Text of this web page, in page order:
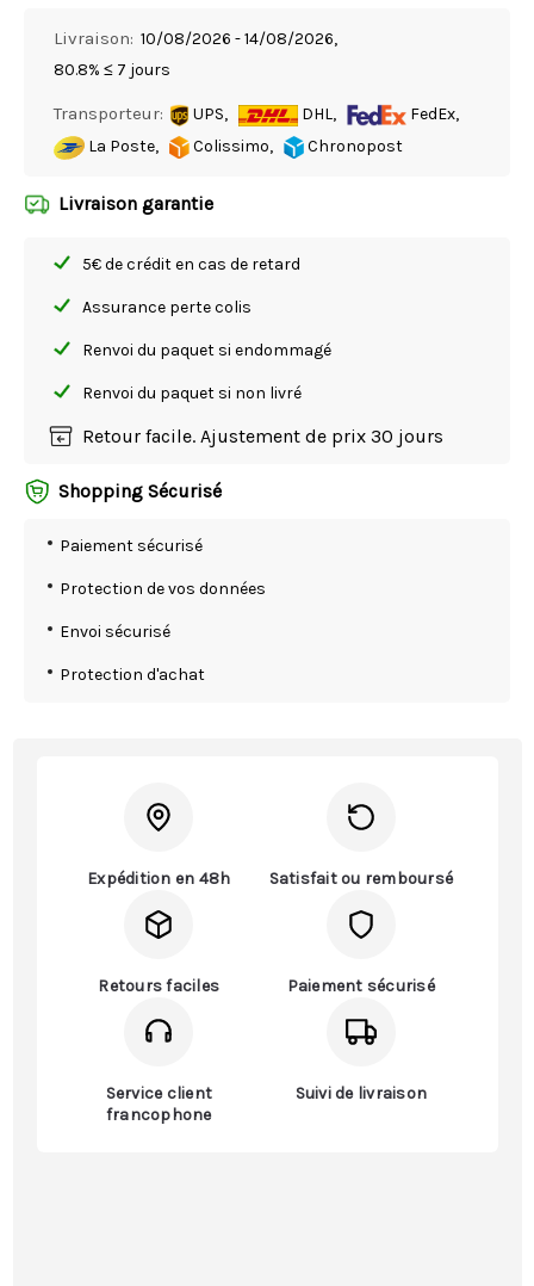
Livraison: 10/08/2026 - 14/08/2026,
80.8% ≤ 7 jours
Transporteur: UPS, DHL,
FedEx,
La Poste,
Colissimo, Chronopost
Livraison garantie
5€ de crédit en cas de retard
Assurance perte colis
Renvoi du paquet si endommagé
Renvoi du paquet si non livré
Retour facile. Ajustement de prix 30 jours
Shopping Sécurisé
Paiement sécurisé
Protection de vos données
Envoi sécurisé
Protection d'achat
Expédition en 48h Satisfait ou remboursé
Retours faciles Paiement sécurisé
Service client
francophone
Suivi de livraison